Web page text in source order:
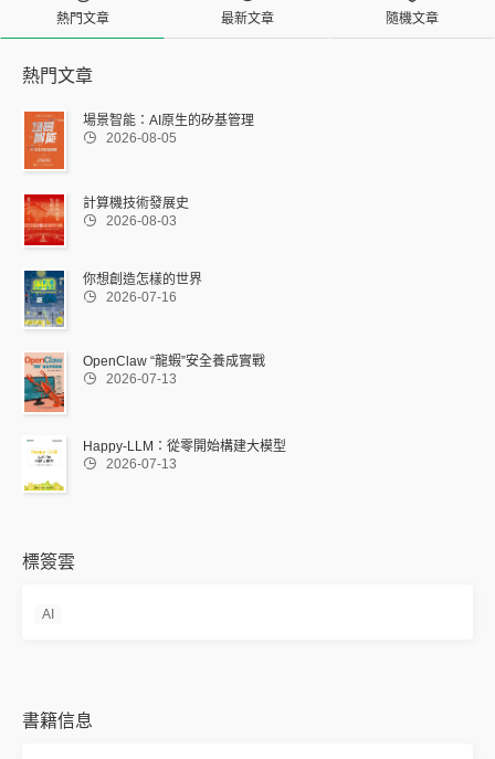
熱門文章 最新文章 隨機文章
熱門文章
場景智能：AI原生的矽基管理
 2026-08-05
計算機技術發展史
 2026-08-03
你想創造怎樣的世界
 2026-07-16
OpenClaw “龍蝦”安全養成實戰
 2026-07-13
Happy-LLM：從零開始構建大模型
 2026-07-13
標簽雲
AI
書籍信息